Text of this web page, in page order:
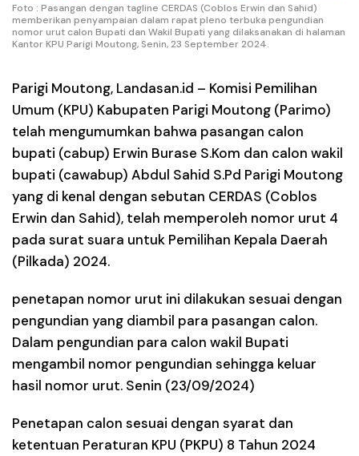
Foto : Pasangan dengan tagline CERDAS (Coblos Erwin dan Sahid)
memberikan penyampaian dalam rapat pleno terbuka pengundian
nomor urut calon Bupati dan Wakil Bupati yang dilaksanakan di halaman
Kantor KPU Parigi Moutong, Senin, 23 September 2024.
Parigi Moutong, Landasan.id – Komisi Pemilihan
Umum (KPU) Kabupaten Parigi Moutong (Parimo)
telah mengumumkan bahwa pasangan calon
bupati (cabup) Erwin Burase S.Kom dan calon wakil
bupati (cawabup) Abdul Sahid S.Pd Parigi Moutong
yang di kenal dengan sebutan CERDAS (Coblos
Erwin dan Sahid), telah memperoleh nomor urut 4
pada surat suara untuk Pemilihan Kepala Daerah
(Pilkada) 2024.
penetapan nomor urut ini dilakukan sesuai dengan
pengundian yang diambil para pasangan calon.
Dalam pengundian para calon wakil Bupati
mengambil nomor pengundian sehingga keluar
hasil nomor urut. Senin (23/09/2024)
Penetapan calon sesuai dengan syarat dan
ketentuan Peraturan KPU (PKPU) 8 Tahun 2024